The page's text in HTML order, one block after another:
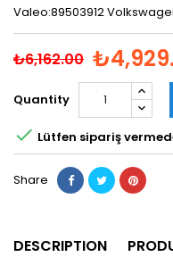
Valeo:89503912
₺6,162.00
Quantity
 Lütfen sipariş
Share
DESCRIPTION